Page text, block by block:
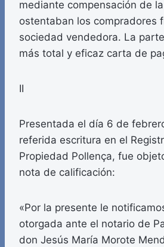
mediante compensación de
ostentaban los compradores
sociedad vendedora. La
más total y eficaz carta de
II
Presentada el día 6 de
referida escritura en el
Propiedad Pollença, fue
nota de calificación:
«Por la presente le
otorgada ante el notario de
don Jesús María Morote